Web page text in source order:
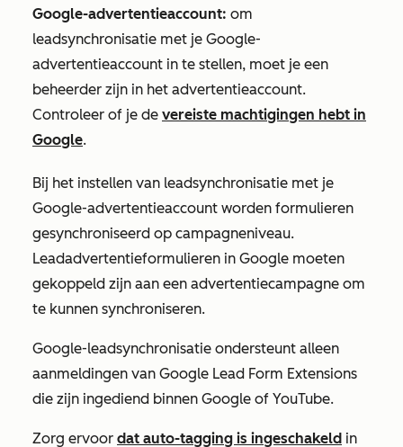
Google-advertentieaccount: om
leadsynchronisatie met je Google-
advertentieaccount in te stellen, moet je een
beheerder zijn in het advertentieaccount.
Controleer of je de vereiste machtigingen hebt in
Google.
Bij het instellen van leadsynchronisatie met je
Google-advertentieaccount worden formulieren
gesynchroniseerd op campagneniveau.
Leadadvertentieformulieren in Google moeten
gekoppeld zijn aan een advertentiecampagne om
te kunnen synchroniseren.
Google-leadsynchronisatie ondersteunt alleen
aanmeldingen van Google Lead Form Extensions
die zijn ingediend binnen Google of YouTube.
Zorg ervoor dat auto-tagging is ingeschakeld in